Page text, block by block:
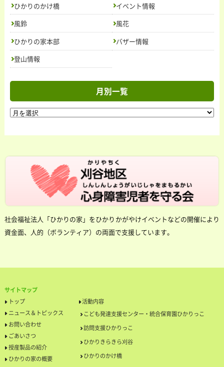
トップ
ニュース＆トピックス
お問い合わせ
活動内容
ごあいさつ
法人概要
ひかりのかけ橋
イベント情報
風鈴
風花
ひかりの家本部
バザー情報
登山情報
月別一覧
社会福祉法人「ひかりの家」をひかりかがやけイベントなどの開催により
資金面、人的（ボランティア）の両面で支援しています。
サイトマップ
トップ
ニュース＆トピックス
お問い合わせ
ごあいさつ
授産製品の紹介
ひかりの家の概要
活動内容
こども発達支援センター・統合保育園ひかりっこ
訪問支援ひかりっこ
ひかりきらきら刈谷
ひかりのかけ橋